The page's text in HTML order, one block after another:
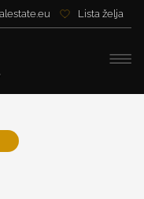
Lista želja